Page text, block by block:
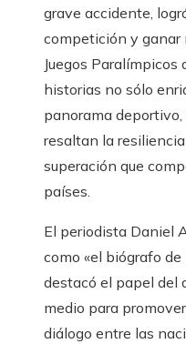
grave accidente,
competición y ganar
Juegos Paralímpicos
historias no sólo
panorama
resaltan la
superación que
países.
El periodista Daniel
como «el biógrafo de
destacó el papel del
medio para
diálogo entre las